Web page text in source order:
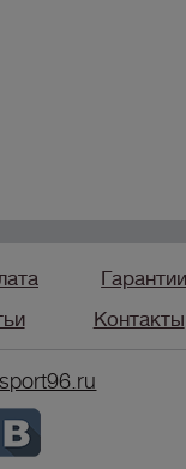
Контакты